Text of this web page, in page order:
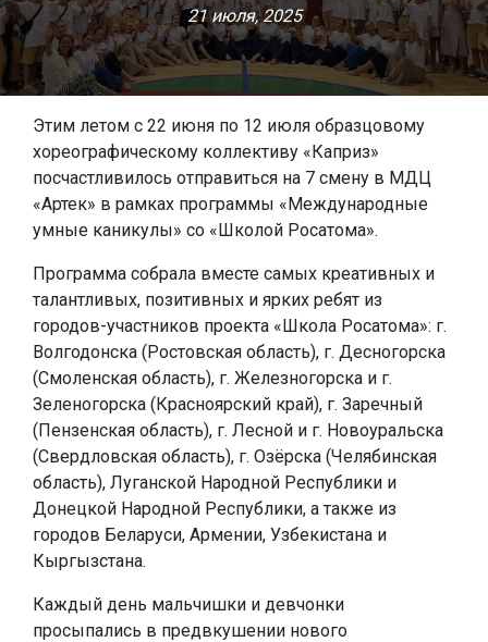
21 июля, 2025
Этим летом с 22 июня по 12 июля образцовому
хореографическому коллективу «Каприз»
посчастливилось отправиться на 7 смену в МДЦ
«Артек» в рамках программы «Международные
умные каникулы» со «Школой Росатома».
Программа собрала вместе самых креативных и
талантливых, позитивных и ярких ребят из
городов-участников проекта «Школа Росатома»: г.
Волгодонска (Ростовская область), г. Десногорска
(Смоленская область), г. Железногорска и г.
Зеленогорска (Красноярский край), г. Заречный
(Пензенская область), г. Лесной и г. Новоуральска
(Свердловская область), г. Озёрска (Челябинская
область), Луганской Народной Республики и
Донецкой Народной Республики, а также из
городов Беларуси, Армении, Узбекистана и
Кыргызстана.
Каждый день мальчишки и девчонки
просыпались в предвкушении нового